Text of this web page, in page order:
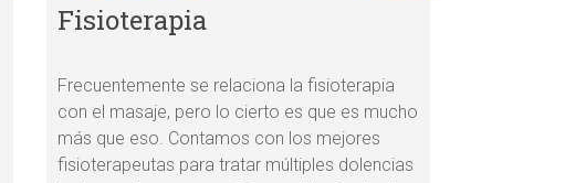
Fisioterapia
Frecuentemente se relaciona la fisioterapia
con el masaje, pero lo cierto es que es mucho
más que eso. Contamos con los mejores
fisioterapeutas para tratar múltiples dolencias